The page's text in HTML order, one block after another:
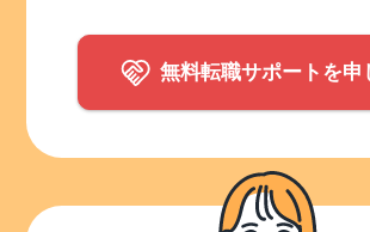
無料転職サポートを申